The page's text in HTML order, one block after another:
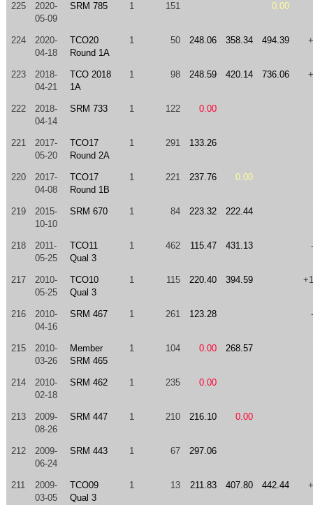
225
2020-
05-09
SRM 785 1 151 0.00
224
2020-
04-18
TCO20
Round 1A
1 50 248.06 358.34 494.39
223
2018-
04-21
TCO 2018
1A
1 98 248.59 420.14 736.06
222
2018-
04-14
SRM 733 1 122 0.00
221
2017-
05-20
TCO17
Round 2A
1 291 133.26
220
2017-
04-08
TCO17
Round 1B
1 221 237.76 0.00
219
2015-
10-10
SRM 670 1 84 223.32 222.44
218
2011-
05-25
TCO11
Qual 3
1 462 115.47 431.13
217
2010-
05-25
TCO10
Qual 3
1 115 220.40 394.59
216
2010-
04-16
SRM 467 1 261 123.28
215
2010-
03-26
Member
SRM 465
1 104 0.00 268.57
214
2010-
02-18
SRM 462 1 235 0.00
213
2009-
08-26
SRM 447 1 210 216.10 0.00
212
2009-
06-24
SRM 443 1 67 297.06
211
2009-
03-05
TCO09
Qual 3
1 13 211.83 407.80 442.44